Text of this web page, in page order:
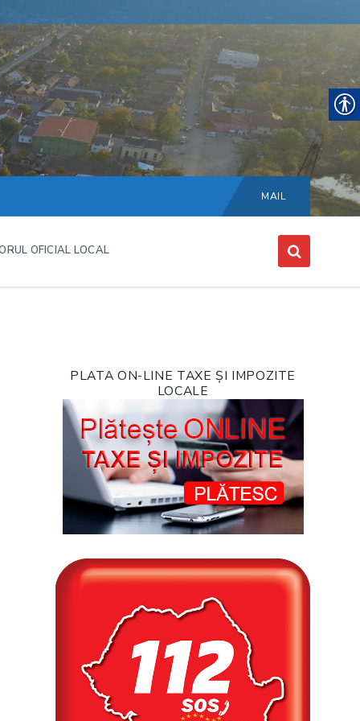
Choose
language:
MAIL
OFICIAL LOCAL
PLATA ON-LINE TAXE ȘI IMPOZITE
LOCALE